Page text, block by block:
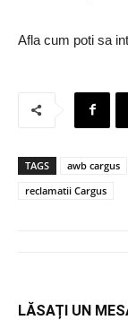
Afla cum poti sa
TAGS awb cargus
reclamatii Cargus
LĂSAȚI UN